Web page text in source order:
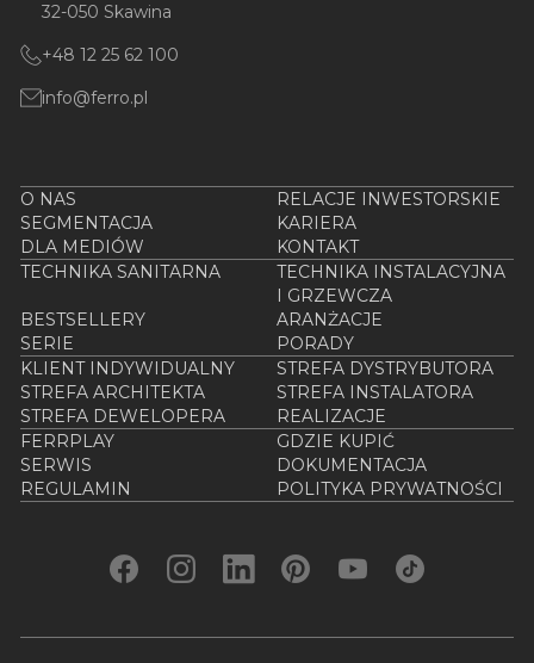
32-050 Skawina
+48 12 25 62 100
info@ferro.pl
O NAS
RELACJE INWESTORSKIE
SEGMENTACJA
KARIERA
DLA MEDIÓW
KONTAKT
TECHNIKA SANITARNA
TECHNIKA INSTALACYJNA
I GRZEWCZA
BESTSELLERY
ARANŻACJE
SERIE
PORADY
KLIENT INDYWIDUALNY
STREFA DYSTRYBUTORA
STREFA ARCHITEKTA
STREFA INSTALATORA
STREFA DEWELOPERA
REALIZACJE
FERRPLAY
GDZIE KUPIĆ
SERWIS
DOKUMENTACJA
REGULAMIN
POLITYKA PRYWATNOŚCI